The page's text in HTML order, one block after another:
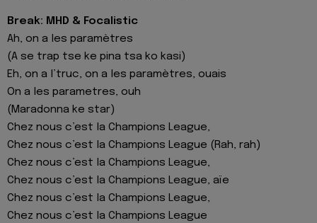
Break: MHD & Focalistic
Ah, on a les paramètres
(A se trap tse ke pina tsa ko kasi)
Eh, on a l’truc, on a les paramètres, ouais
On a les parametres, ouh
(Maradonna ke star)
Chez nous c’est la Champions League,
Chez nous c’est la Champions League (Rah, rah)
Chez nous c’est la Champions League,
Chez nous c’est la Champions League, aïe
Chez nous c’est la Champions League,
Chez nous c’est la Champions League